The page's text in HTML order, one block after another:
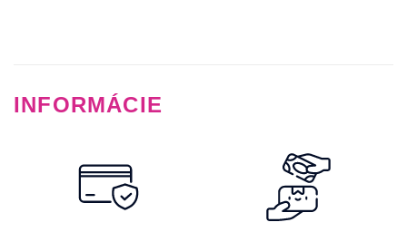
INFORMÁCIE